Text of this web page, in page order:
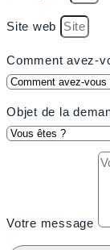
Site web
Comment avez-
Objet de la
Votre message